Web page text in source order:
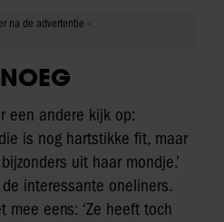
een andere kijk op:
is nog hartstikke fit, maar
uit haar mondje.’
interessante oneliners.
mee eens: ‘Ze heeft toch